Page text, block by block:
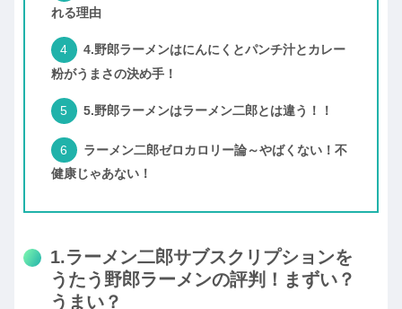
れる理由
4.野郎ラーメンはにんにくとパンチ汁とカレー
粉がうまさの決め手！
5.野郎ラーメンはラーメン二郎とは違う！！
ラーメン二郎ゼロカロリー論～やばくない！不
健康じゃあない！
1.ラーメン二郎サブスクリプションを
うたう野郎ラーメンの評判！まずい？
うまい？